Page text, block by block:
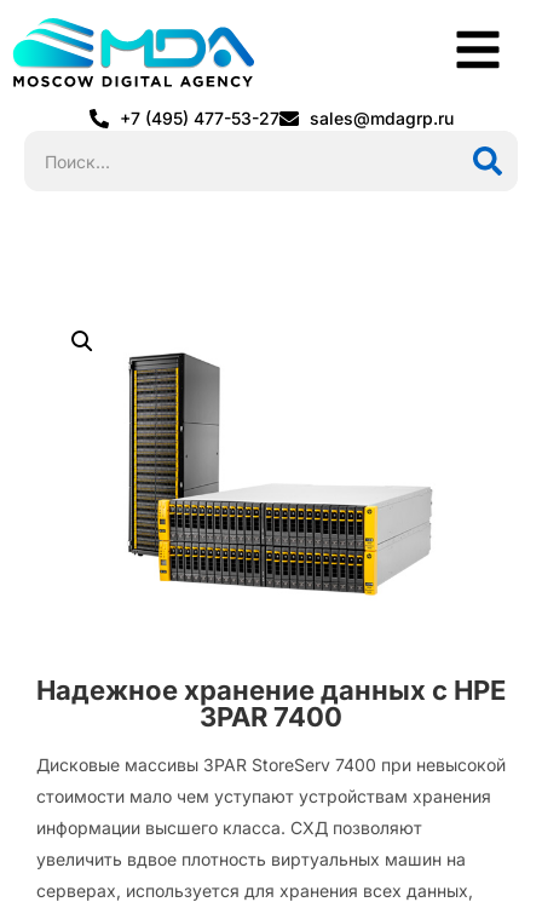
+7 (495) 477-53-27 sales@mdagrp.ru
Надежное хранение данных с HPE
3PAR 7400
Дисковые массивы 3PAR StoreServ 7400 при невысокой
стоимости мало чем уступают устройствам хранения
информации высшего класса. СХД позволяют
увеличить вдвое плотность виртуальных машин на
серверах, используется для хранения всех данных,